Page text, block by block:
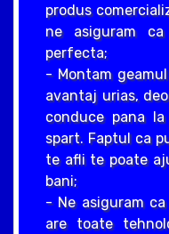
produs
ne asiguram
perfecta;
- Montam
avantaj urias,
conduce pana
spart. Faptul ca
te afli te poate
bani;
- Ne asiguram
are toate